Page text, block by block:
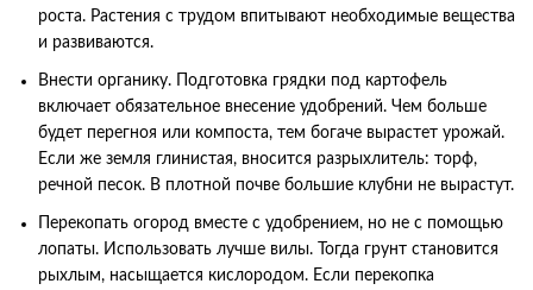
роста. Растения с трудом впитывают необходимые вещества
и развиваются.
Внести органику. Подготовка грядки под картофель
включает обязательное внесение удобрений. Чем больше
будет перегноя или компоста, тем богаче вырастет урожай.
Если же земля глинистая, вносится разрыхлитель: торф,
речной песок. В плотной почве большие клубни не вырастут.
Перекопать огород вместе с удобрением, но не с помощью
лопаты. Использовать лучше вилы. Тогда грунт становится
рыхлым, насыщается кислородом. Если перекопка